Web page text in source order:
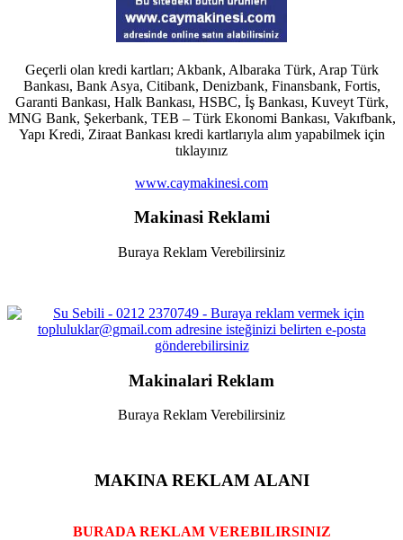
Geçerli olan kredi kartları; Akbank, Albaraka Türk, Arap Türk
Bankası, Bank Asya, Citibank, Denizbank, Finansbank, Fortis,
Garanti Bankası, Halk Bankası, HSBC, İş Bankası, Kuveyt Türk,
MNG Bank, Şekerbank, TEB – Türk Ekonomi Bankası, Vakıfbank,
Yapı Kredi, Ziraat Bankası kredi kartlarıyla alım yapabilmek için
tıklayınız
www.caymakinesi.com
Makinasi Reklami
Buraya Reklam Verebilirsiniz
Makinalari Reklam
Buraya Reklam Verebilirsiniz
MAKINA REKLAM ALANI
BURADA REKLAM VEREBILIRSINIZ